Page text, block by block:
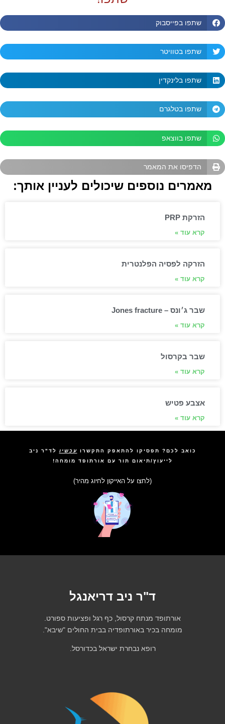
שתפו בפייסבוק
שתפו בטוויטר
שתפו בלינקדין
שתפו בטלגרם
שתפו בווצאפ
הדפיסו את המאמר
מאמרים נוספים שיכולים לעניין אותך:
הזרקת PRP
קרא עוד »
הזרקה לפסיה הפלנטרית
קרא עוד »
שבר ג׳ונס – Jones fracture
קרא עוד »
שבר בקרסול
קרא עוד »
אצבע פטיש
קרא עוד »
כואב לכם? תפסיקו להתאפק התקשרו עכשיו לד"ר ניב
לייעוץ/תיאום תור עם אורתופד מומחה!
(לחצו על האייקון לחיוג מהיר)
ד"ר ניב דריאנגל
אורתופד מנתח קרסול, כף רגל ופציעות ספורט.
מומחה בכיר באורתופדיה בבית החולים "שיבא".
רופא נבחרת ישראל בכדורסל.